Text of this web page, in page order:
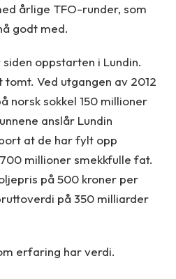
årlige TFO-runder, som
godt med.
oppstarten i Lundin.
Ved utgangen av 2012
norsk sokkel 150 millioner
anslår Lundin
at de har fylt opp
millioner smekkfulle fat.
på 500 kroner per
på 350 milliarder
erfaring har verdi.